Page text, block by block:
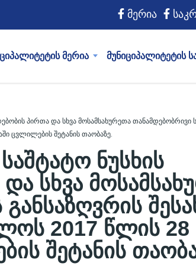
მერია
მერია მუნიციპალიტეტის
პირთა და სხვა მოსამსახურეთა თანამდებობრივი
ცვლილების შეტანის თაობაზე.
ნუსხის
სხვა
2017 წლის 28
შეტანის